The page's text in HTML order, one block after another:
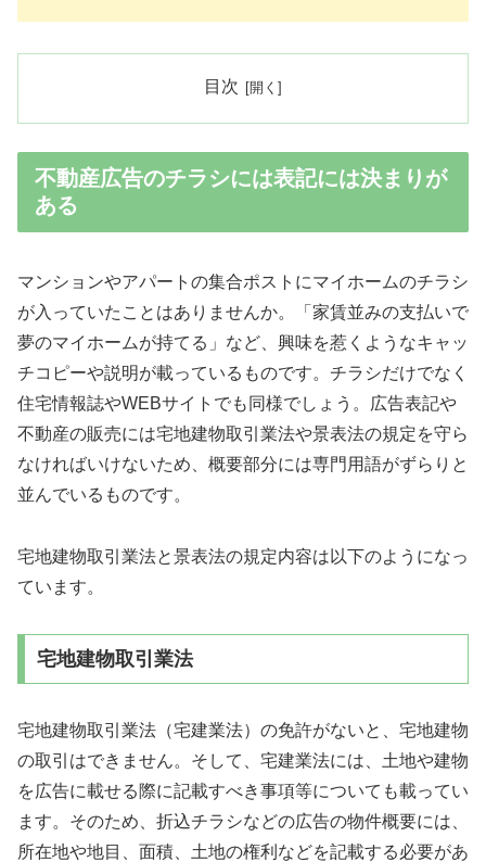
目次
不動産広告のチラシには表記には決まりが
ある
マンションやアパートの集合ポストにマイホームのチラシ
が入っていたことはありませんか。「家賃並みの支払いで
夢のマイホームが持てる」など、興味を惹くようなキャッ
チコピーや説明が載っているものです。チラシだけでなく
住宅情報誌やWEBサイトでも同様でしょう。広告表記や
不動産の販売には宅地建物取引業法や景表法の規定を守ら
なければいけないため、概要部分には専門用語がずらりと
並んでいるものです。
宅地建物取引業法と景表法の規定内容は以下のようになっ
ています。
宅地建物取引業法
宅地建物取引業法（宅建業法）の免許がないと、宅地建物
の取引はできません。そして、宅建業法には、土地や建物
を広告に載せる際に記載すべき事項等についても載ってい
ます。そのため、折込チラシなどの広告の物件概要には、
所在地や地目、面積、土地の権利などを記載する必要があ